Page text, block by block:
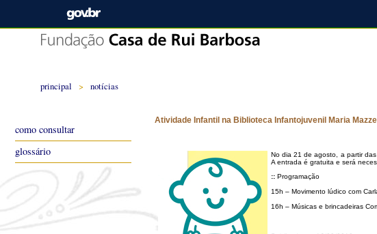
principal > notícias
Atividade Infantil na Biblioteca Infantojuvenil Maria
No dia 21 de agosto, a partir
A entrada é gratuita e será
:: Programação
15h – Movimento lúdico com
16h – Músicas e brincadeiras
como consultar
glossário